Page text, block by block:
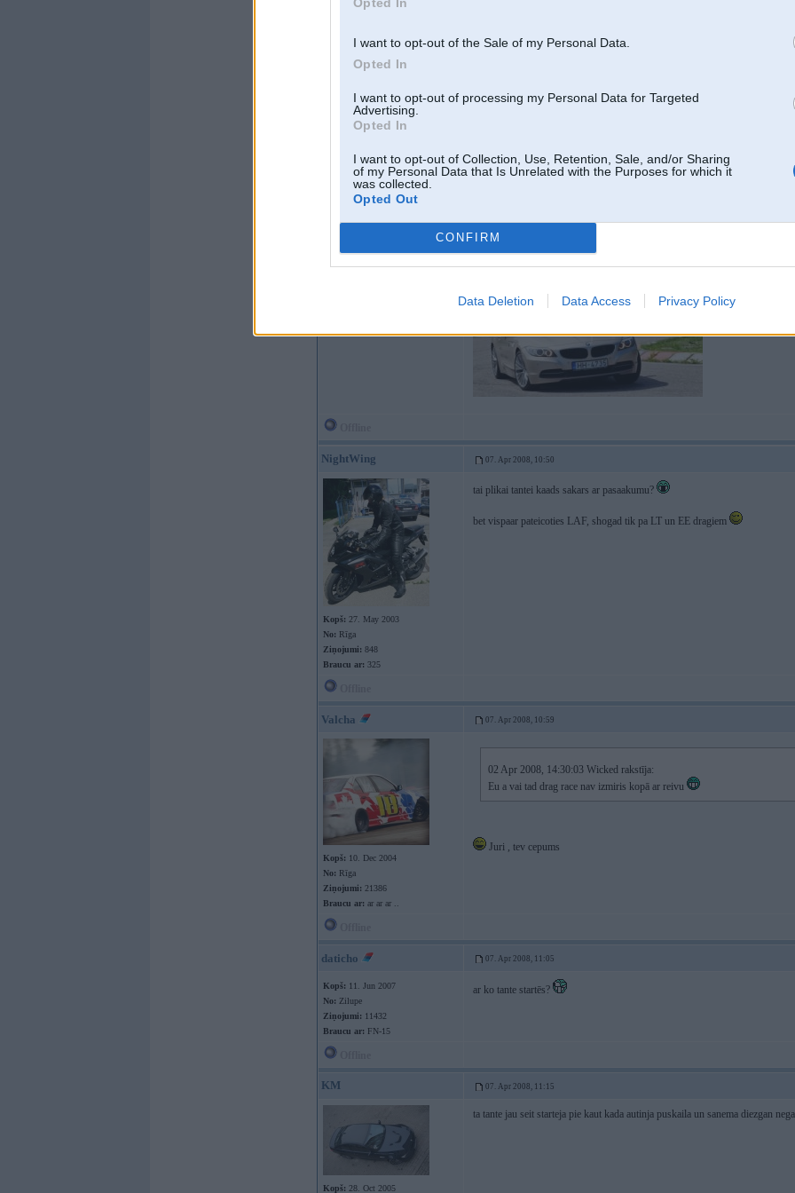
I want to opt-out of the Sale of my Personal Data.
Opted In
I want to opt-out of processing my Personal Data for Targeted
Advertising.
Opted In
I want to opt-out of Collection, Use, Retention, Sale, and/or Sharing
of my Personal Data that Is Unrelated with the Purposes for which it
was collected.
Opted Out
CONFIRM
Data Deletion Data Access Privacy Policy
Rīga
Braucu ar:nekārtību
drifts jau arī gadījumā nav zaudejis rezonansi
Offline
Braucu ar:
NightWing 07. Apr 2008, 10:50
Kopš: 27. May 2003
No: Rīga
Ziņojumi: 848
Braucu ar: 325
tai plikai tantei kaads sakars ar pasaakumu?
bet vispaar pateicoties LAF, shogad tik pa LT un EE dragiem
Valcha 07. Apr 2008, 10:59
Kopš: 10. Dec 2004
No: Rīga
Ziņojumi: 21386
Braucu ar: ar ar ar ..
02 Apr 2008, 14:30:03 Wicked rakstīja:
Eu a vai tad drag race nav izmiris kopā ar reivu
Juri , tev cepums
daticho 07. Apr 2008, 11:05
Kopš: 11. Jun 2007
No: Zilupe
Ziņojumi: 11432
Braucu ar: FN-15
ar ko tante startēs?
KM 07. Apr 2008, 11:15
Kopš: 28. Oct 2005
ta tante jau seit starteja pie kaut kada autinja puskaila un sanema diezgan